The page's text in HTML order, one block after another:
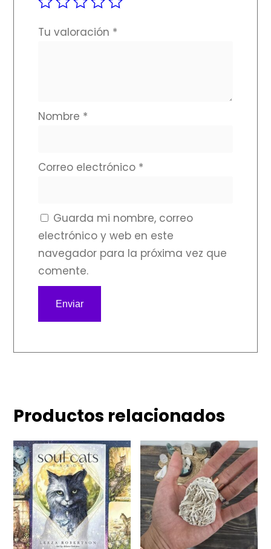
Tu valoración *
Nombre *
Correo electrónico *
Guarda mi nombre, correo
electrónico y web en este
navegador para la próxima vez que
comente.
Productos relacionados